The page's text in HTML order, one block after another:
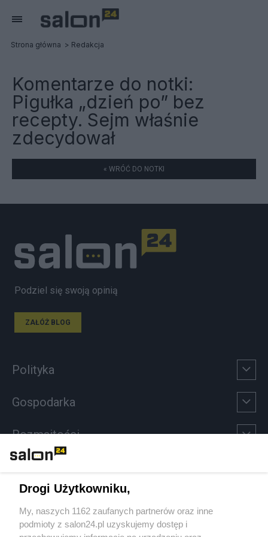
Strona główna Redakcja
Komentarze do notki:
Pigułka „dzień po” bez
recepty. Sejm właśnie
zdecydował
« WRÓĆ DO NOTKI
Podziel się swoją opinią
ZAŁÓŻ BLOG
Polityka
Gospodarka
Rozmaitości
Sport
Społeczeństwo
Drogi Użytkowniku,
My, naszych 1162 zaufanych partnerów oraz inne
podmioty z salon24.pl uzyskujemy dostęp i